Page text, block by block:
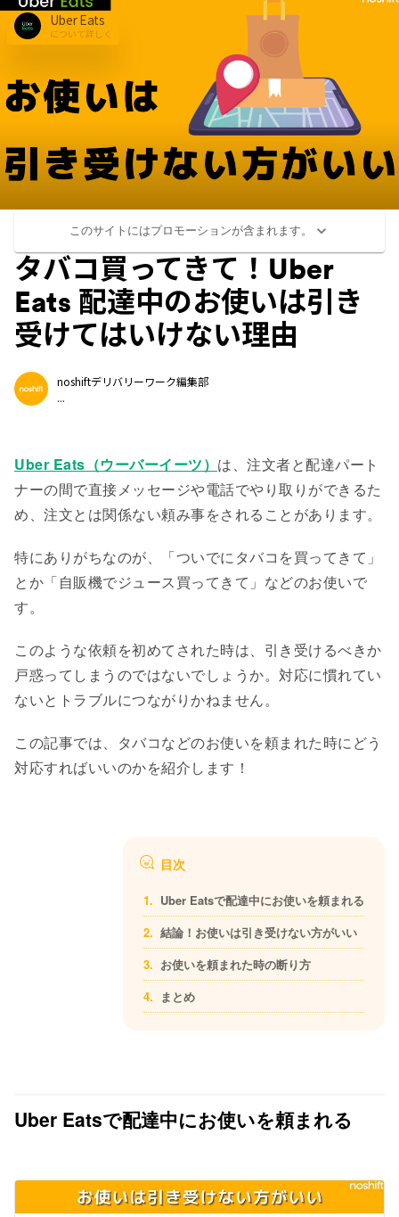
Uber Eats
について詳しく
このサイトにはプロモーションが含まれます。
タバコ買ってきて！Uber
Eats 配達中のお使いは引き
受けてはいけない理由
noshiftデリバリーワーク編集部
...
Uber Eats（ウーバーイーツ） は、注文者と配達パート
ナーの間で直接メッセージや電話でやり取りができるた
め、注文とは関係ない頼み事をされることがあります。
特にありがちなのが、「ついでにタバコを買ってきて」
とか「自販機でジュース買ってきて」などのお使いで
す。
このような依頼を初めてされた時は、引き受けるべきか
戸惑ってしまうのではないでしょうか。対応に慣れてい
ないとトラブルにつながりかねません。
この記事では、タバコなどのお使いを頼まれた時にどう
対応すればいいのかを紹介します！
目次
Uber Eatsで配達中にお使いを頼まれる
結論！お使いは引き受けない方がいい
お使いを頼まれた時の断り方
まとめ
Uber Eatsで配達中にお使いを頼まれる